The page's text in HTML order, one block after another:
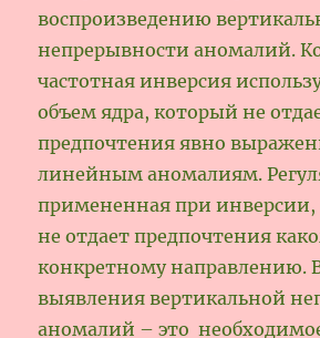
воспроизведению
непрерывности аномалий.
частотная инверсия
объем ядра, который не
предпочтения явно
линейным аномалиям.
примененная при инверсии,
не отдает предпочтения
конкретному направлению.
выявления вертикальной
аномалий – это